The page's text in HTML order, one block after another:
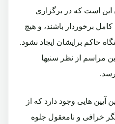
این است که در برگزاری
برخوردار باشند، و هیچ
حاکم برایشان ایجاد نشود.
مراسم از نظر سنیها
هایی وجود دارد که از
خرافی و نامعقول جلوه